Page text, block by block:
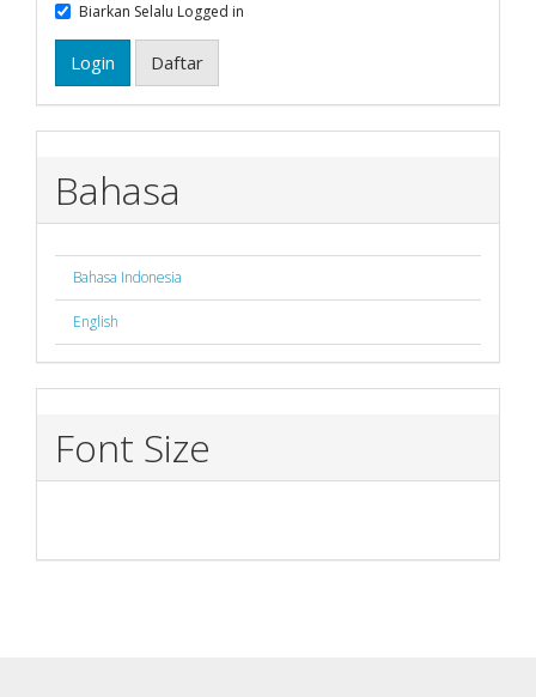
Biarkan Selalu Logged in
Login Daftar
Bahasa
Bahasa Indonesia
English
Font Size